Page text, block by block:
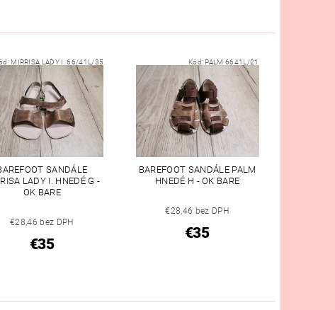
MIRRISA LADY I. 66/41L/35
SANDÁLE
LADY I. HNEDÉ G -
OK BARE
€28,46 bez DPH
€35
Kód: PALM 6641L/21
BAREFOOT SANDÁLE PALM
HNEDÉ H - OK BARE
€28,46 bez DPH
€35